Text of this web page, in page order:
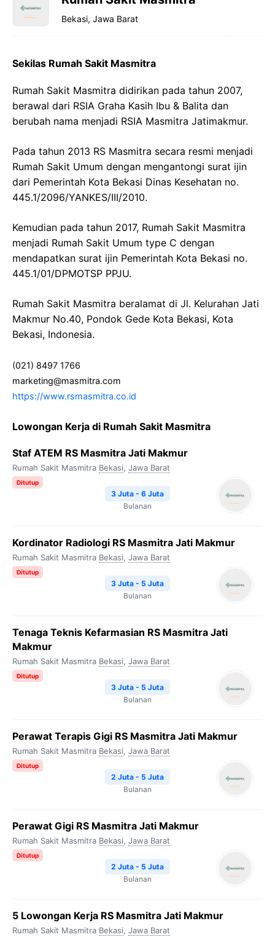
Bekasi, Jawa Barat
Sekilas Rumah Sakit Masmitra
Rumah Sakit Masmitra didirikan pada tahun 2007,
berawal dari RSIA Graha Kasih Ibu & Balita dan
berubah nama menjadi RSIA Masmitra Jatimakmur.
Pada tahun 2013 RS Masmitra secara resmi menjadi
Rumah Sakit Umum dengan mengantongi surat ijin
dari Pemerintah Kota Bekasi Dinas Kesehatan no.
445.1/2096/YANKES/III/2010.
Kemudian pada tahun 2017, Rumah Sakit Masmitra
menjadi Rumah Sakit Umum type C dengan
mendapatkan surat ijin Pemerintah Kota Bekasi no.
445.1/01/DPMOTSP PPJU.
Rumah Sakit Masmitra beralamat di Jl. Kelurahan Jati
Makmur No.40, Pondok Gede Kota Bekasi, Kota
Bekasi, Indonesia.
(021) 8497 1766
marketing@masmitra.com
https://www.rsmasmitra.co.id
Lowongan Kerja di Rumah Sakit Masmitra
Staf ATEM RS Masmitra Jati Makmur
Rumah Sakit Masmitra Bekasi, Jawa Barat
Ditutup
3 Juta - 6 Juta
Bulanan
Kordinator Radiologi RS Masmitra Jati Makmur
Rumah Sakit Masmitra Bekasi, Jawa Barat
Ditutup
3 Juta - 5 Juta
Bulanan
Tenaga Teknis Kefarmasian RS Masmitra Jati
Makmur
Rumah Sakit Masmitra Bekasi, Jawa Barat
Ditutup
3 Juta - 5 Juta
Bulanan
Perawat Terapis Gigi RS Masmitra Jati Makmur
Rumah Sakit Masmitra Bekasi, Jawa Barat
Ditutup
2 Juta - 5 Juta
Bulanan
Perawat Gigi RS Masmitra Jati Makmur
Rumah Sakit Masmitra Bekasi, Jawa Barat
Ditutup
2 Juta - 5 Juta
Bulanan
5 Lowongan Kerja RS Masmitra Jati Makmur
Rumah Sakit Masmitra Bekasi, Jawa Barat